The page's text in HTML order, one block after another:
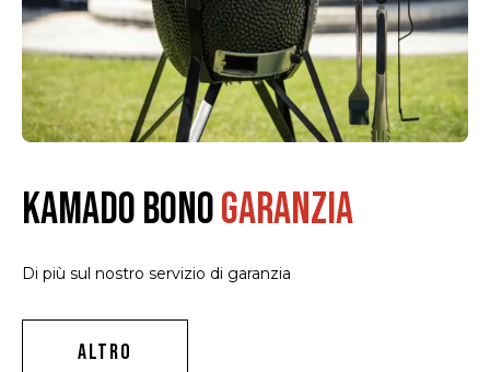
KAMADO BONOGARANZIA
Di più sul nostro servizio di garanzia
ALTRO